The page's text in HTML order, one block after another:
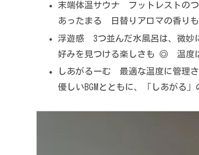
末端体温サウナ フットレストのつ
あったまる 日替りアロマの香り
浮遊感 3つ並んだ水風呂は、微妙
好みを見つける楽しさも ◎ 温度
しあがるーむ 最適な温度に管理
優しいBGMとともに、「しあがる」